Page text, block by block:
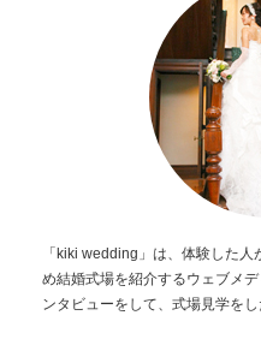
「kiki wedding」は、体験した
め結婚式場を紹介するウェブメ
ンタビューをして、式場見学をし